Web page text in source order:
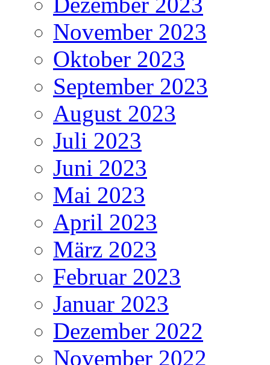
November 2023
Oktober 2023
September 2023
August 2023
Juli 2023
Juni 2023
Mai 2023
April 2023
März 2023
Februar 2023
Januar 2023
Dezember 2022
November 2022